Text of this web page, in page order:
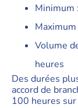
Minimum
Volume
heures
Des durées
accord de
100 heures